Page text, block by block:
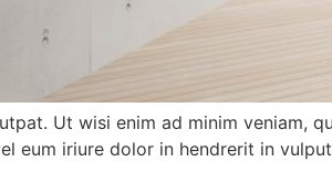
Ut wisi enim ad minim veniam,
eum iriure dolor in hendrerit in